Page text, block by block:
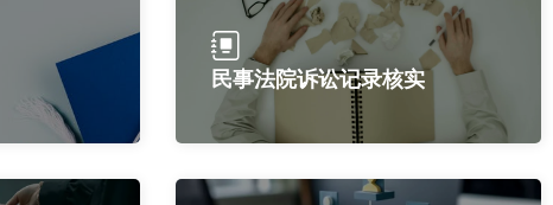
民事法院诉讼记录核实